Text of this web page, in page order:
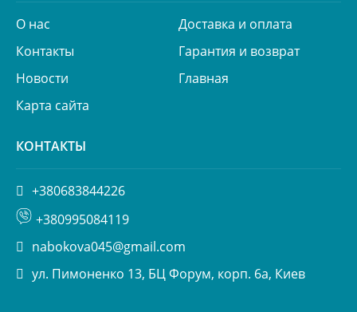
О нас
Доставка и оплата
Контакты
Гарантия и возврат
Новости
Главная
Карта сайта
КОНТАКТЫ
+380683844226
+380995084119
nabokova045@gmail.com
ул. Пимоненко 13, БЦ Форум, корп. 6а, Киев